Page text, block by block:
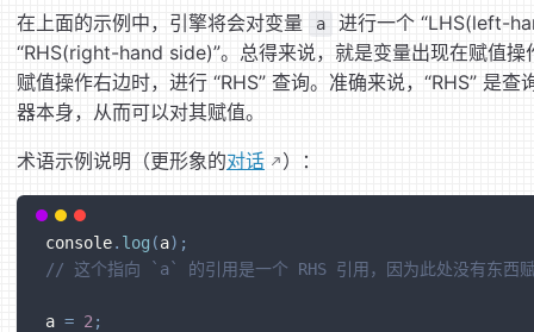
在上面的示例中，引擎将会对变量 a
进行一个 “LHS(left-
“RHS(right-hand side)”。总得来说，就是变量出现在赋值操
赋值操作右边时，进行 “RHS” 查询。准确来说，“RHS” 是
器本身，从而可以对其赋值。
术语示例说明（更形象的对话 ）：
console. log (a) ;
// 这个指向 `a` 的引用是一个 RHS 引用，因为此处没有东
a = 2 ;